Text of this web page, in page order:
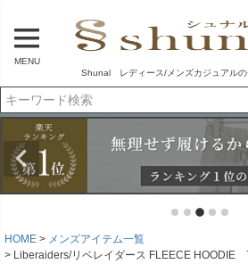
MENU
Shunal レディース/メンズカジュアルの
HOME
メンズアイテム一覧
Liberaiders/リベレイダース FLEECE